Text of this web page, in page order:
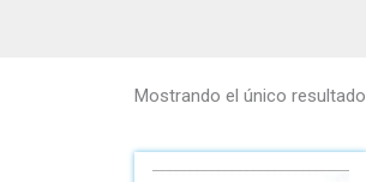
Mostrando el único resultado